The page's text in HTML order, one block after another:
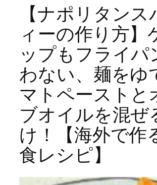
【ナポリタン
ィーの作り方】
ップもフライパ
わない、麺をゆ
マトペーストと
ブオイルを混ぜ
け！【海外で作
食レシピ】